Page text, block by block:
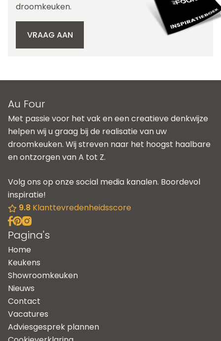
droomkeuken.
VRAAG AAN
Au Four
Met passie voor het vak en een creatieve denkwijze
helpen wij u graag bij de realisatie van uw
droomkeuken. Wij streven naar het hoogst haalbare
en ontzorgen van A tot Z.
Volg ons op onze social media kanalen. Boordevol
inspiratie!
9.8 Klanttevredenheidsscore
Pagina's
Home
Keukens
Showroomkeuken
Nieuws
Contact
Vacatures
Adviesgesprek plannen